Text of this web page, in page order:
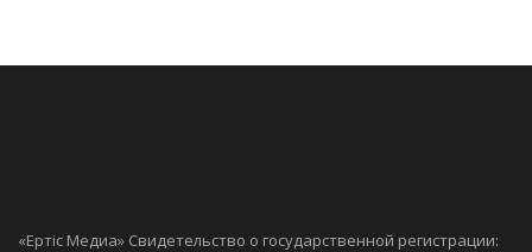
«Ертiс Медиа» Свидетельство о государственной регистрации: